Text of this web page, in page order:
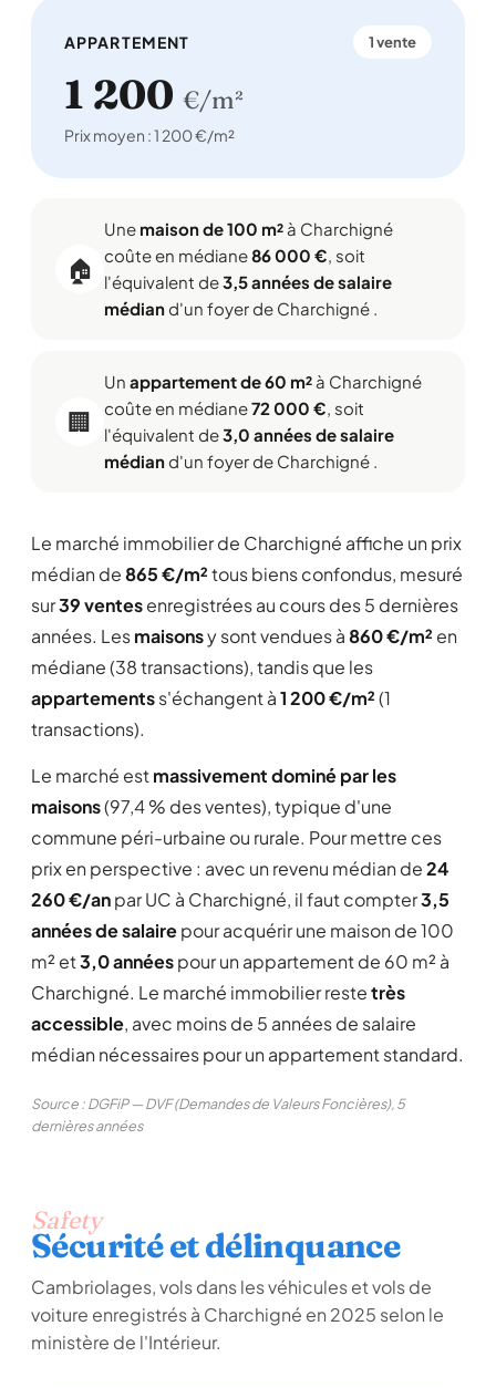
APPARTEMENT 1 vente
1 200 €/m²
Prix moyen : 1 200 €/m²
🏠
Une maison de 100 m² à Charchigné
coûte en médiane86 000 €, soit
l'équivalent de3,5 années de salaire
médiand'un foyer de Charchigné .
🏢
Un appartement de 60 m² à Charchigné
coûte en médiane72 000 €, soit
l'équivalent de3,0 années de salaire
médiand'un foyer de Charchigné .
Le marché immobilier de Charchigné affiche un prix
médian de865 €/m²tous biens confondus, mesuré
sur39 ventesenregistrées au cours des 5 dernières
années. Lesmaisonsy sont vendues à860 €/m² en
médiane (38 transactions), tandis que les
appartementss'échangent à1 200 €/m²(1
transactions).
Le marché estmassivement dominé par les
maisons(97,4 % des ventes), typique d'une
commune péri-urbaine ou rurale. Pour mettre ces
prix en perspective : avec un revenu médian de24
260 €/anpar UC à Charchigné, il faut compter3,5
années de salairepour acquérir une maison de 100
m² et3,0 annéespour un appartement de 60 m² à
Charchigné. Le marché immobilier restetrès
accessible, avec moins de 5 années de salaire
médian nécessaires pour un appartement standard.
Source : DGFiP — DVF (Demandes de Valeurs Foncières), 5
dernières années
Safety
Sécurité et délinquance
Cambriolages, vols dans les véhicules et vols de
voiture enregistrés à Charchigné en 2025 selon le
ministère de l'Intérieur.